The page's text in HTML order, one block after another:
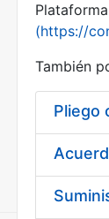
(https://
También
Pliego